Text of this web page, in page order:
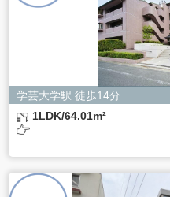
学芸大学駅 徒歩14分
1LDK/64.01m²